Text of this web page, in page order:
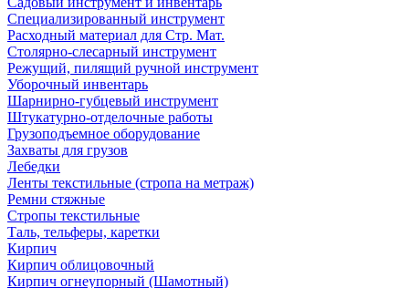
Специализированный инструмент
Расходный материал для Стр. Мат.
Столярно-слесарный инструмент
Режущий, пилящий ручной инструмент
Уборочный инвентарь
Шарнирно-губцевый инструмент
Штукатурно-отделочные работы
Грузоподъемное оборудование
Захваты для грузов
Лебедки
Ленты текстильные (стропа на метраж)
Ремни стяжные
Стропы текстильные
Таль, тельферы, каретки
Кирпич
Кирпич облицовочный
Кирпич огнеупорный (Шамотный)